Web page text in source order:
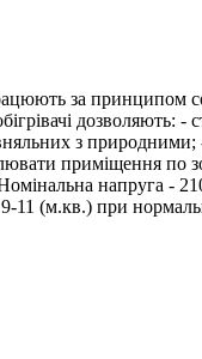
за
дозволяють: -
з природними;
приміщення
напруга -
(м.кв.) при